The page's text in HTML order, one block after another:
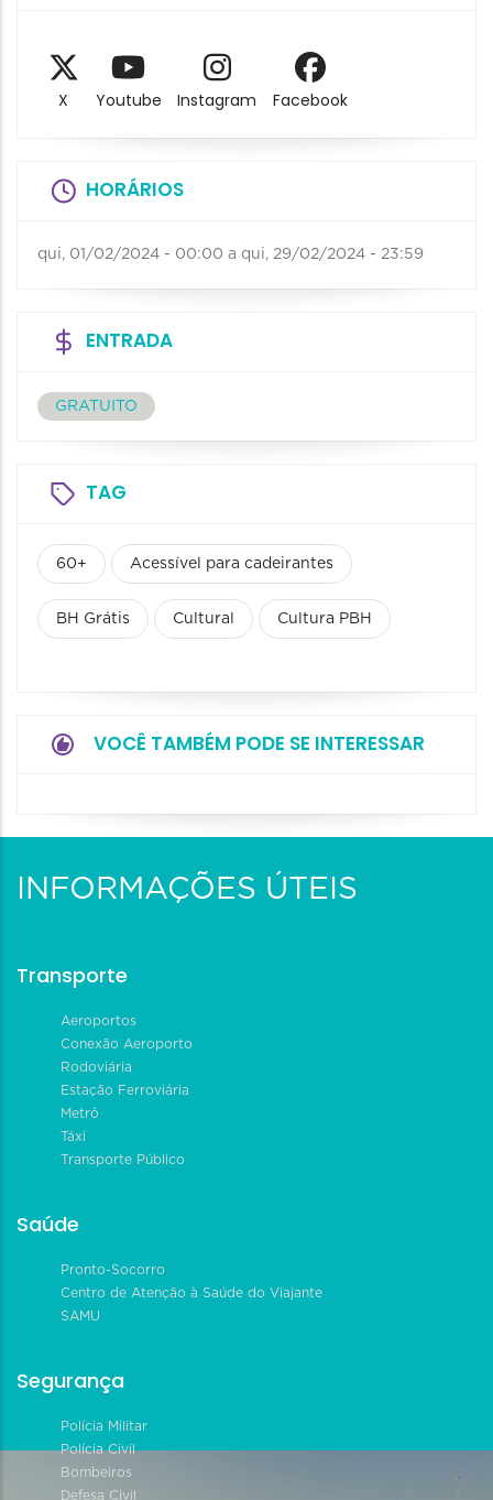
X Youtube Instagram Facebook
HORÁRIOS
qui, 01/02/2024 - 00:00 a qui, 29/02/2024 - 23:59
ENTRADA
GRATUITO
TAG
60+ Acessível para cadeirantes
BH Grátis Cultural Cultura PBH
VOCÊ TAMBÉM PODE SE INTERESSAR
INFORMAÇÕES ÚTEIS
Transporte
Aeroportos
Conexão Aeroporto
Rodoviária
Estação Ferroviária
Metrô
Táxi
Transporte Público
Saúde
Pronto-Socorro
Centro de Atenção à Saúde do Viajante
SAMU
Segurança
Polícia Militar
Polícia Civil
Bombeiros
Defesa Civil